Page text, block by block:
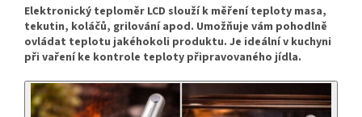
Elektronický teploměr LCD slouží k měření teploty masa,
tekutin, koláčů, grilování apod. Umožňuje vám pohodlně
ovládat teplotu jakéhokoli produktu. Je ideální v kuchyni
při vaření ke kontrole teploty připravovaného jídla.